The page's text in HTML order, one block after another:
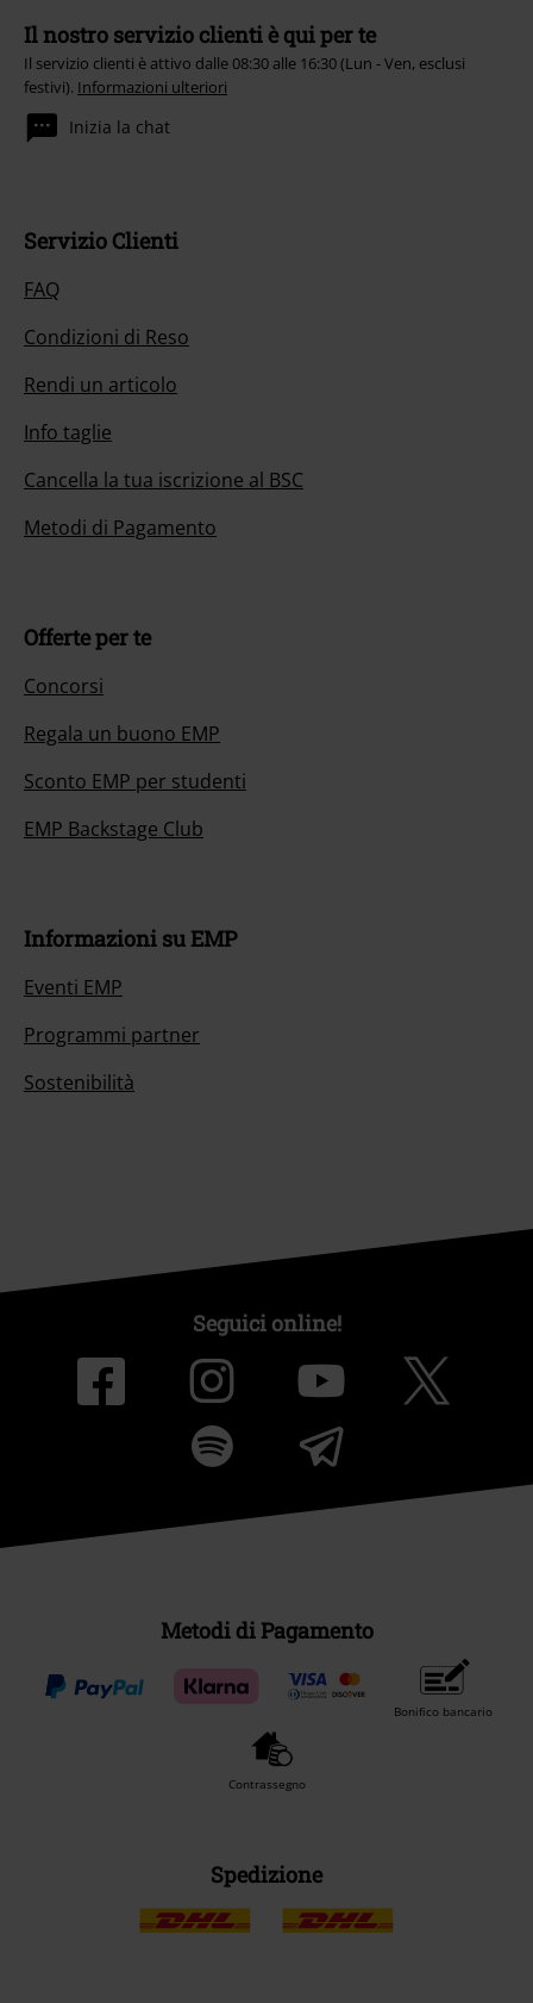
Il nostro servizio clienti è qui per te
Il servizio clienti è attivo dalle 08:30 alle 16:30 (Lun - Ven, esclusi
festivi). Informazioni ulteriori
Inizia la chat
Servizio Clienti
FAQ
Condizioni di Reso
Rendi un articolo
Info taglie
Cancella la tua iscrizione al BSC
Metodi di Pagamento
Offerte per te
Concorsi
Regala un buono EMP
Sconto EMP per studenti
EMP Backstage Club
Informazioni su EMP
Eventi EMP
Programmi partner
Sostenibilità
Seguici online!
Metodi di Pagamento
Bonifico bancario
Contrassegno
Spedizione